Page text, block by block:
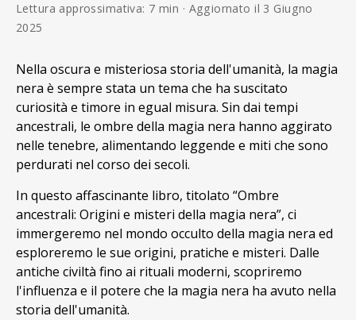
Lettura approssimativa: 7 min · Aggiornato il 3 Giugno
2025
Nella oscura e misteriosa storia dell'umanità, la magia
nera è sempre stata un tema che ha suscitato
curiosità e timore in egual misura. Sin dai tempi
ancestrali, le ombre della magia nera hanno aggirato
nelle tenebre, alimentando leggende e miti che sono
perdurati nel corso dei secoli.
In questo affascinante libro, titolato “Ombre
ancestrali: Origini e misteri della magia nera”, ci
immergeremo nel mondo occulto della magia nera ed
esploreremo le sue origini, pratiche e misteri. Dalle
antiche civiltà fino ai rituali moderni, scopriremo
l'influenza e il potere che la magia nera ha avuto nella
storia dell'umanità.